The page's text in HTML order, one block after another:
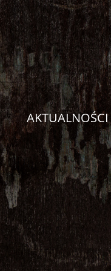
AKTUALNOŚCI